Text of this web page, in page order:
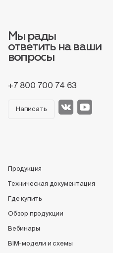
Мы рады
ответить на ваши
вопросы
+7 800 700 74 63
Написать
Продукция
Техническая документация
Где купить
Обзор продукции
Вебинары
BIM-модели и схемы